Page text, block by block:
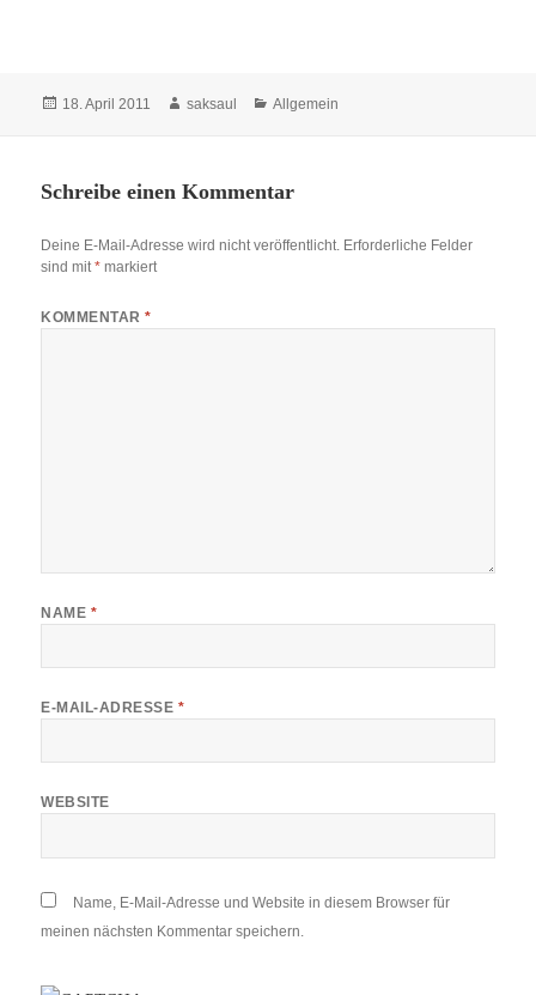
Veröffentlicht
18. April 2011 Autor
saksaul Kategorien
Allgemein
Schreibe einen Kommentar
Deine E-Mail-Adresse wird nicht veröffentlicht. Erforderliche Felder
sind mit* markiert
KOMMENTAR*
NAME *
E-MAIL-ADRESSE *
WEBSITE
Name, E-Mail-Adresse und Website in diesem Browser für
meinen nächsten Kommentar speichern.